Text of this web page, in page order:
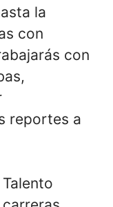
la
con
con
reportes a